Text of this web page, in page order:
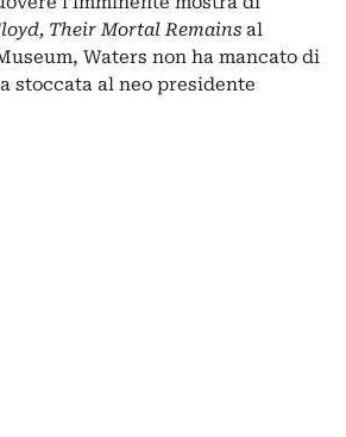
Their Mortal Remains al
Waters non ha mancato di
stoccata al neo presidente